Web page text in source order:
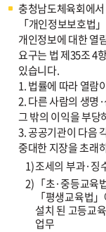
충청남도체육회에
「개인정보보호법
개인정보에 대한 열
요구는 법 제35조 4
있습니다.
1. 법률에 따라 열람
2. 다른 사람의 생명
그 밖의 이익을 부당
3. 공공기관이 다음
중대한 지장을 초래
1)조세의 부과·징
2) 「초·중등교
「평생교육법
설치 된 고등교
업무